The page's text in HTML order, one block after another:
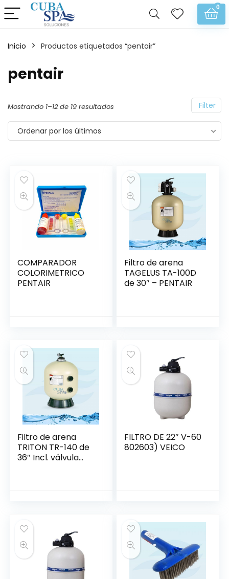
0
Inicio Productos etiquetados “pentair”
pentair
Filter
Mostrando 1–12 de 19 resultados
Ordenar por los últimos
COMPARADOR
COLORIMETRICO
PENTAIR
Filtro de arena
TAGELUS TA-100D
de 30″ – PENTAIR
Filtro de arena
TRITON TR-140 de
36″ Incl. válvula
FILTRO DE 22″ V-60
802603) VEICO